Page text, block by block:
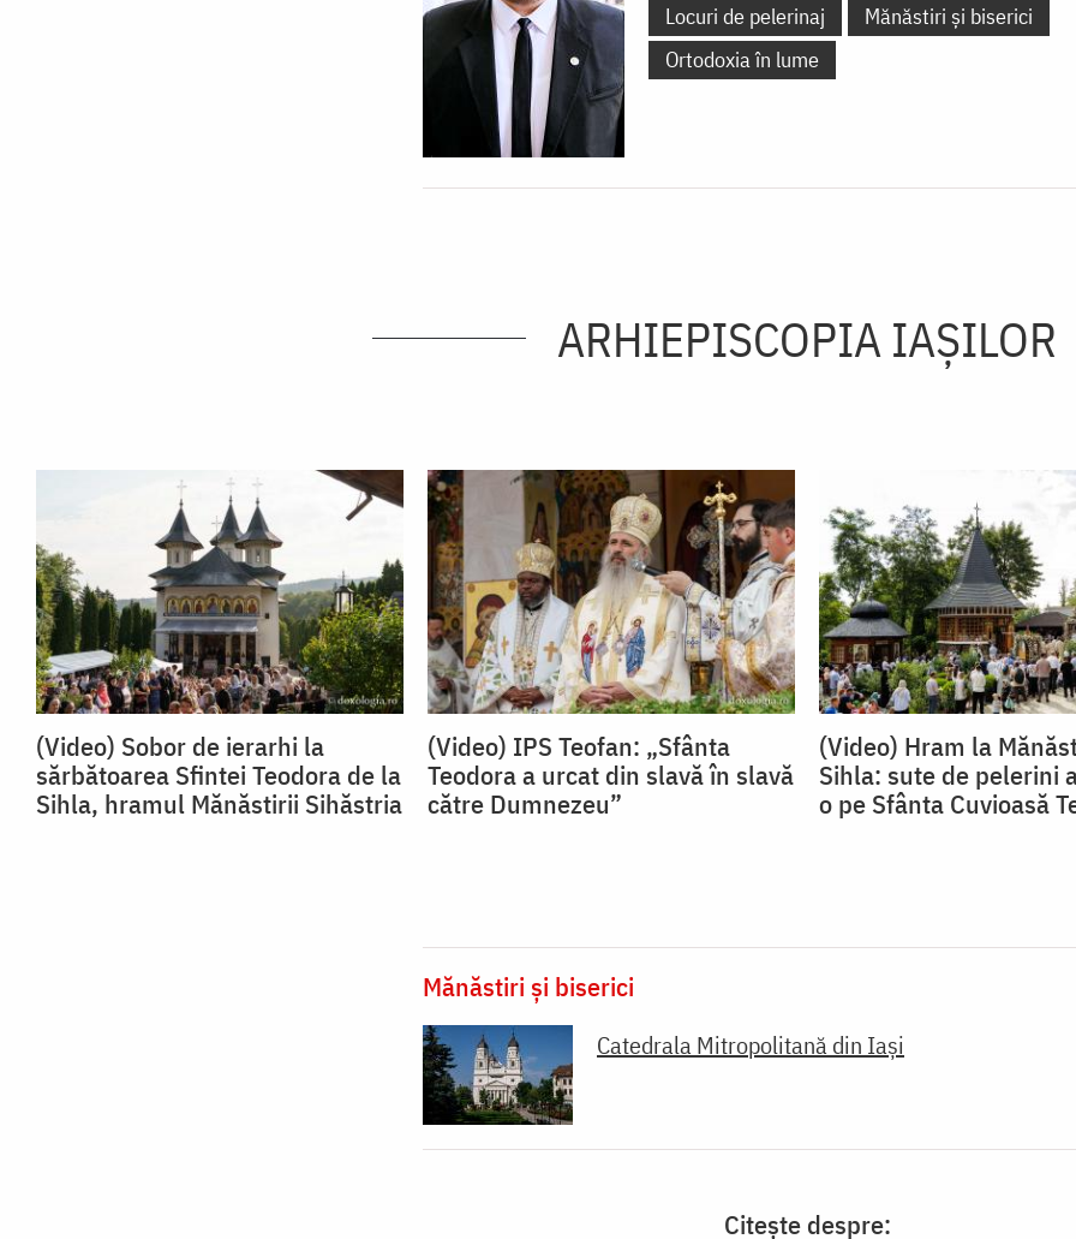
Locuri de pelerinaj
Mănăstiri și biserici
Ortodoxia în lume
ARHIEPISCOPIA IAŞILOR
(Video) Sobor de ierarhi la
sărbătoarea Sfintei Teodora de la
Sihla, hramul Mănăstirii Sihăstria
(Video) IPS Teofan: „Sfânta
Teodora a urcat din slavă în slavă
către Dumnezeu”
(Video) Hram la
Sihla: sute de pelerini
o pe Sfânta Cuvioasă
Mănăstiri și biserici
Catedrala Mitropolitană din Iaşi
Citește despre: